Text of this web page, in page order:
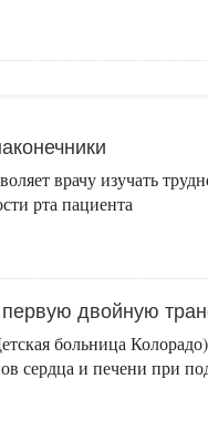
врачу изучать
рта пациента
двойную
больница
сердца и печени при